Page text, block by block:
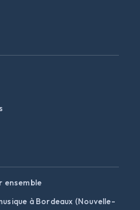
ensemble
à Bordeaux (Nouvelle-